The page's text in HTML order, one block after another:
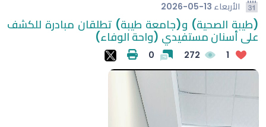
الأربعاء 2026-05-13
(طيبة الصحية) و(جامعة طيبة) تطلقان مبادرة للكشف
على أسنان مستفيدي (واحة الوفاء)
1
272
0